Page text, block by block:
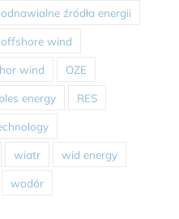
odnawialne źródła energii
offshore wind
wind OZE
energy RES
wiatr wid energy
wodór